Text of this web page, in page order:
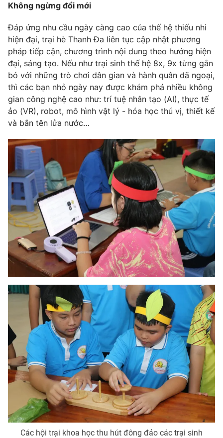
Không ngừng đổi mới
Đáp ứng nhu cầu ngày càng cao của thế hệ thiếu nhi
hiện đại, trại hè Thanh Đa liên tục cập nhật phương
pháp tiếp cận, chương trình nội dung theo hướng hiện
đại, sáng tạo. Nếu như trại sinh thế hệ 8x, 9x từng gắn
bó với những trò chơi dân gian và hành quân dã ngoại,
thì các bạn nhỏ ngày nay được khám phá nhiều không
gian công nghệ cao như: trí tuệ nhân tạo (AI), thực tế
ảo (VR), robot, mô hình vật lý - hóa học thú vị, thiết kế
và bắn tên lửa nước…
Các hội trại khoa học thu hút đông đảo các trại sinh